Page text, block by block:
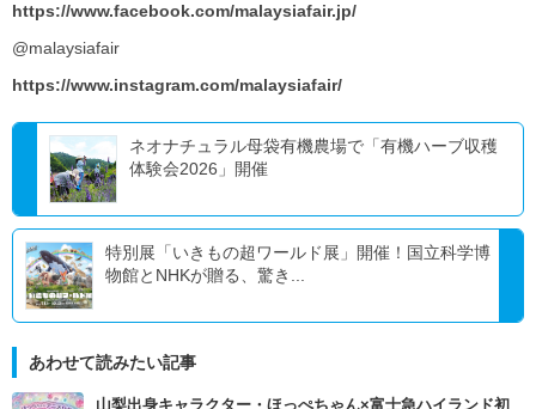
https://www.facebook.com/malaysiafair.jp/
@malaysiafair
https://www.instagram.com/malaysiafair/
ネオナチュラル母袋有機農場で「有機ハーブ収穫
体験会2026」開催
特別展「いきもの超ワールド展」開催！国立科学博
物館とNHKが贈る、驚き...
あわせて読みたい記事
山梨出身キャラクター・ほっぺちゃん×富士急ハイランド初